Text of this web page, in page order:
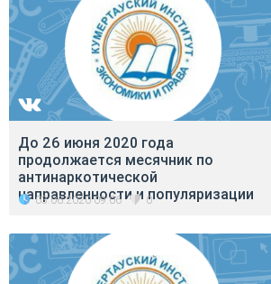
До 26 июня 2020 года
продолжается месячник по
антинаркотической
направленности и популяризации
03.06.2020 09:06 0